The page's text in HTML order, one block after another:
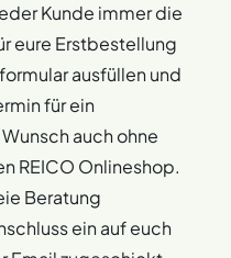
Kunde immer die
eure Erstbestellung
ausfüllen und
für ein
auch ohne
REICO Onlineshop.
Beratung
ein auf euch